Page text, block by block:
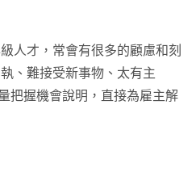
人才，常會有很多的顧慮和刻
、難接受新事物、太有主
把握機會說明，直接為雇主解